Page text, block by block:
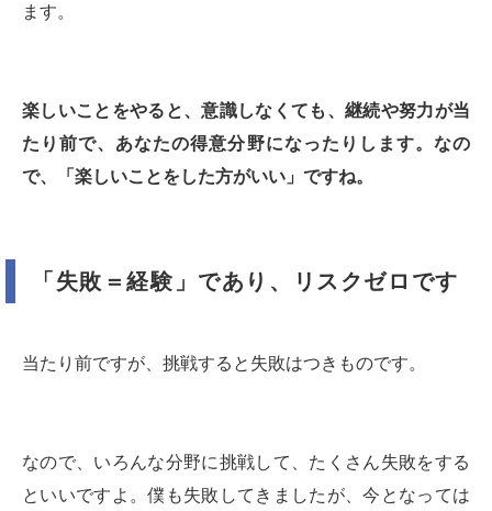
ます。
楽しいことをやると、意識しなくても、継続や努力が当
たり前で、あなたの得意分野になったりします。なの
で、「楽しいことをした方がいい」ですね。
「失敗＝経験」であり、リスクゼロです
当たり前ですが、挑戦すると失敗はつきものです。
なので、いろんな分野に挑戦して、たくさん失敗をする
といいですよ。僕も失敗してきましたが、今となっては